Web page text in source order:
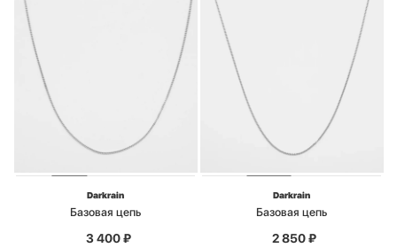
Darkrain
Базовая цепь
3 400₽
Darkrain
Базовая цепь
2 850₽